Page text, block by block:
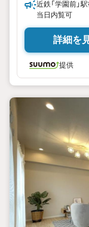
近鉄「学園前」
当日内覧可
詳細を
提供